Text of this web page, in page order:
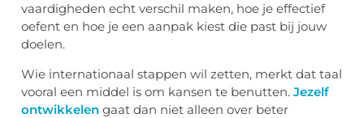
vaardigheden echt verschil maken, hoe je effectief
oefent en hoe je een aanpak kiest die past bij jouw
doelen.
Wie internationaal stappen wil zetten, merkt dat taal
vooral een middel is om kansen te benutten. Jezelf
ontwikkelen gaat dan niet alleen over beter